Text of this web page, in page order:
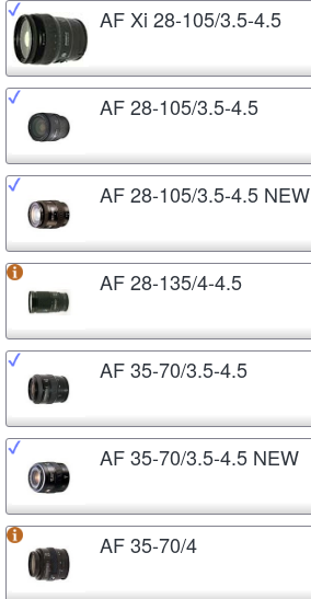
AF Xi 28-105/3.5-4.5
AF 28-105/3.5-4.5
AF 28-105/3.5-4.5 NEW
AF 28-135/4-4.5
AF 35-70/3.5-4.5
AF 35-70/3.5-4.5 NEW
AF 35-70/4